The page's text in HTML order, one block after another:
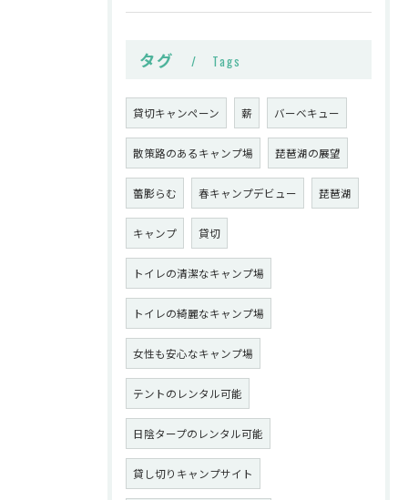
タグ Tags
貸切キャンペーン 薪 バーベキュー
散策路のあるキャンプ場 琵琶湖の展望
蕾膨らむ 春キャンプデビュー 琵琶湖
キャンプ 貸切
トイレの清潔なキャンプ場
トイレの綺麗なキャンプ場
女性も安心なキャンプ場
テントのレンタル可能
日陰タープのレンタル可能
貸し切りキャンプサイト